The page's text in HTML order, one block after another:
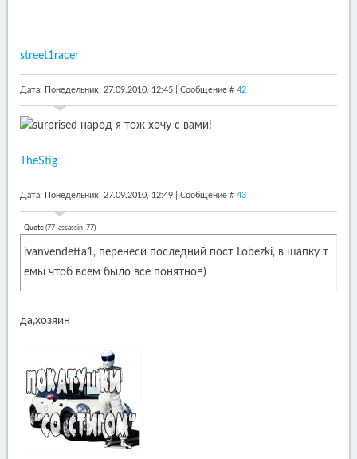
street1racer
Дата: Понедельник, 27.09.2010, 12:45 | Сообщение # 42
народ я тож хочу с вами!
TheStig
Дата: Понедельник, 27.09.2010, 12:49 | Сообщение # 43
Quote (77_assassin_77)
ivanvendetta1, перенеси последний пост Lobezki, в шапку т
емы чтоб всем было все понятно=)
да,хозяин